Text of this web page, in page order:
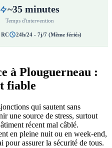
~35 minutes
Temps d'intervention
24h/24 - 7j/7 (Même fériés)
à Plouguerneau :
fiable
qui sautent sans
une source de stress, surtout
récent mal câblé.
en pleine nuit ou en week-end,
pour assurer la sécurité de tous.